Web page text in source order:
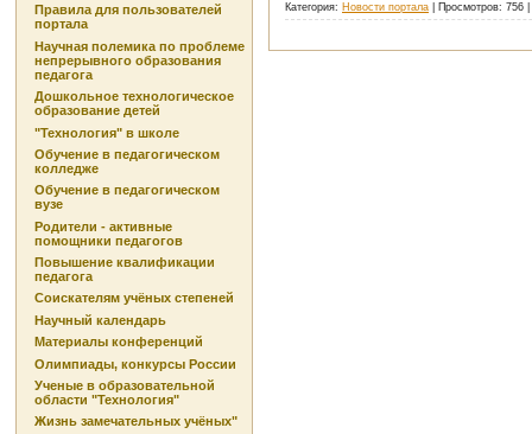
Правила для пользователей
портала
Научная полемика по проблеме
непрерывного образования
педагога
Дошкольное технологическое
образование детей
"Технология" в школе
Обучение в педагогическом
колледже
Обучение в педагогическом
вузе
Родители - активные
помощники педагогов
Повышение квалификации
педагога
Соискателям учёных степеней
Научный календарь
Материалы конференций
Олимпиады, конкурсы России
Ученые в образовательной
области "Технология"
Жизнь замечательных учёных"
Категория: Новости портала | Просмотров: 756